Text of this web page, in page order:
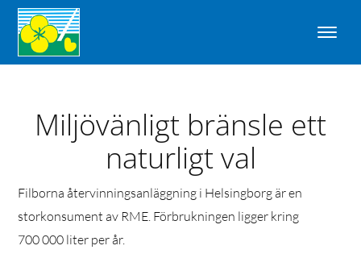
Miljövänligt bränsle ett
naturligt val
Filborna återvinningsanläggning i Helsingborg är en
storkonsument av RME. Förbrukningen ligger kring
700 000 liter per år.